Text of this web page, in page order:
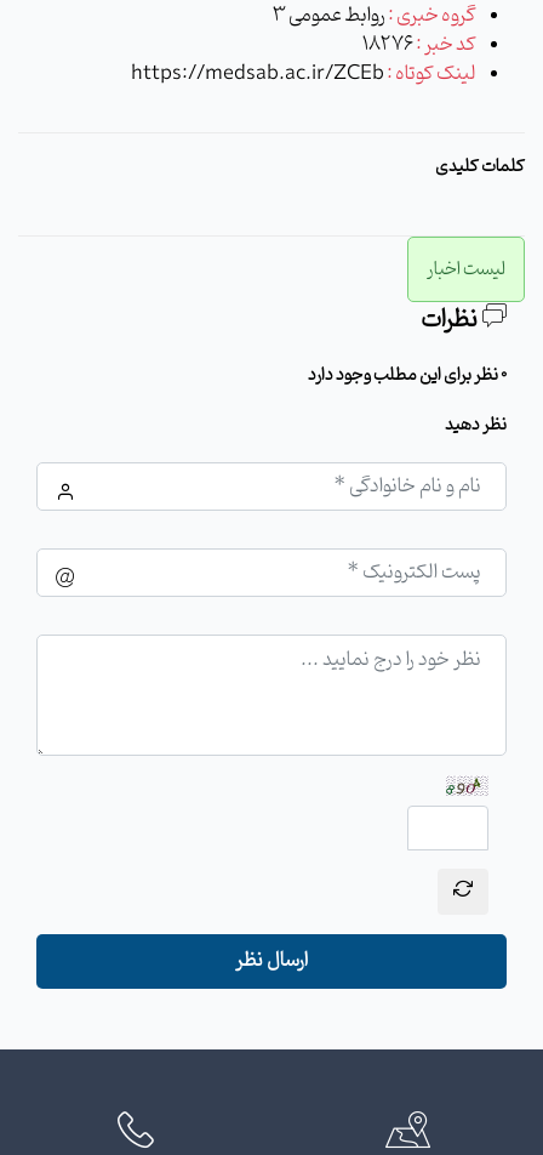
گروه خبری :روابط عمومی 3
کد خبر :18276
لینک کوتاه :https://medsab.ac.ir/ZCEb
کلمات کلیدی
لیست اخبار
نظرات
0 نظر برای این مطلب وجود دارد
نظر دهید
ارسال نظر